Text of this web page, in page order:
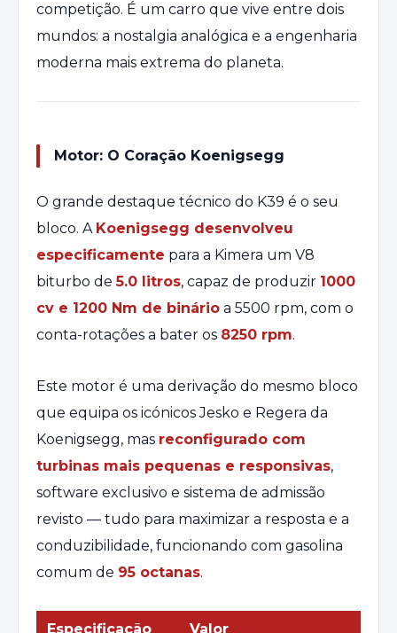
competição. É um carro que vive entre dois
mundos: a nostalgia analógica e a engenharia
moderna mais extrema do planeta.
Motor: O Coração Koenigsegg
O grande destaque técnico do K39 é o seu
bloco. A Koenigsegg desenvolveu
especificamente para a Kimera um V8
biturbo de5.0 litros, capaz de produzir 1000
cv e 1200 Nm de binário a 5500 rpm, com o
conta-rotações a bater os 8250 rpm.
Este motor é uma derivação do mesmo bloco
que equipa os icónicos Jesko e Regera da
Koenigsegg, mas reconfigurado com
turbinas mais pequenas e responsivas,
software exclusivo e sistema de admissão
revisto — tudo para maximizar a resposta e a
conduzibilidade, funcionando com gasolina
comum de 95 octanas.
Especificação Valor